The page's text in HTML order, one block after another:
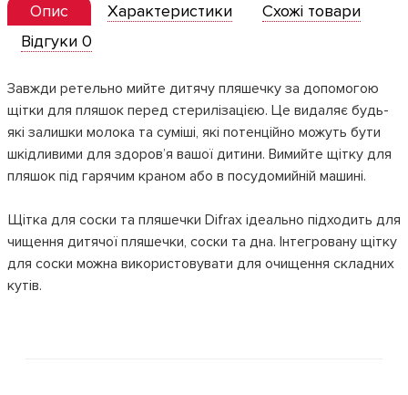
Опис Характеристики
Схожі товари
Відгуки 0
Завжди ретельно мийте дитячу пляшечку за допомогою
щітки для пляшок перед стерилізацією. Це видаляє будь-
які залишки молока та суміші, які потенційно можуть бути
шкідливими для здоров’я вашої дитини. Вимийте щітку для
пляшок під гарячим краном або в посудомийній машині.
Щітка для соски та пляшечки Difrax ідеально підходить для
чищення дитячої пляшечки, соски та дна. Інтегровану щітку
для соски можна використовувати для очищення складних
кутів.